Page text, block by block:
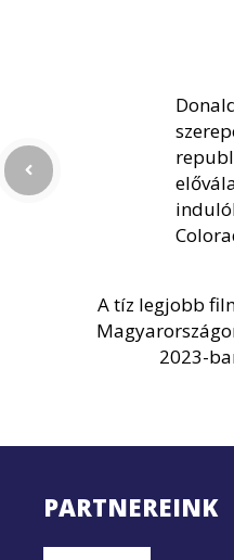
A tíz legjobb
2023-
PARTNEREINK